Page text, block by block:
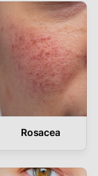
Rosacea